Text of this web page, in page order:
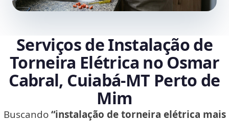
Serviços de Instalação de
Torneira Elétrica no Osmar
Cabral, Cuiabá‑MT Perto de
Mim
Buscando“instalação de torneira elétrica mais